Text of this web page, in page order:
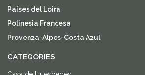
Países del Loira
Polinesia Francesa
Provenza-Alpes-Costa Azul
CATEGORIES